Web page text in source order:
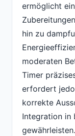
ermöglicht
hin zu
moderaten
Timer
erfordert
korrekte
Integration in